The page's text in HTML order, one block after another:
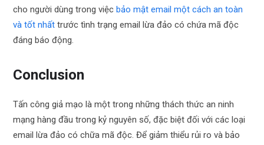
cho người dùng trong việcbảo mật email một cách an toàn
và tốt nhất trước tình trạng email lừa đảo có chứa mã độc
đáng báo động.
Conclusion
Tấn công giả mạo là một trong những thách thức an ninh
mạng hàng đầu trong kỷ nguyên số, đặc biệt đối với các loại
email lừa đảo có chữa mã độc. Để giảm thiểu rủi ro và bảo